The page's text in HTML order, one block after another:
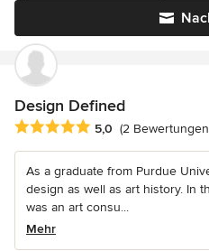
Design Defined
Durchschnittliche Bewertung:
5,0 (2
As a graduate from Purdue
design as well as art history. In
was an art consu...
Mehr